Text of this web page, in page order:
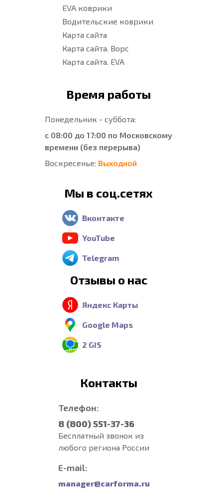
EVA коврики
Водительские коврики
Карта сайта
Карта сайта. Ворс
Карта сайта. EVA
Время работы
Понедельник - суббота:
с 08:00 до 17:00 по Московскому
времени (без перерыва)
Воскресенье: Выходной
Мы в соц.сетях
Вконтакте
YouTube
Telegram
Отзывы о нас
Яндекс Карты
Google Maps
2 GIS
Контакты
Телефон:
8 (800) 551-37-36
Бесплатный звонок из
любого региона России
E-mail:
manager@carforma.ru